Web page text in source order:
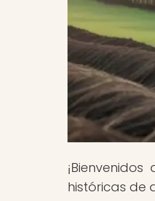
¡Bienvenidos
históricas de